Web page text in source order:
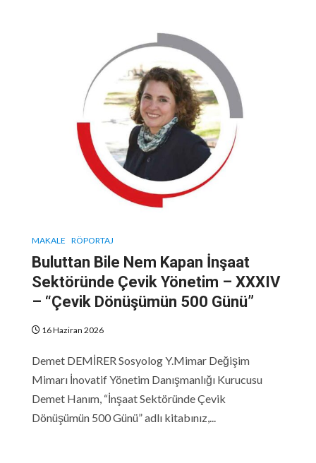
MAKALE RÖPORTAJ
Buluttan Bile Nem Kapan İnşaat
Sektöründe Çevik Yönetim – XXXIV
– “Çevik Dönüşümün 500 Günü”
16 Haziran 2026
Demet DEMİRER Sosyolog Y.Mimar Değişim
Mimarı İnovatif Yönetim Danışmanlığı Kurucusu
Demet Hanım, “İnşaat Sektöründe Çevik
Dönüşümün 500 Günü” adlı kitabınız,...